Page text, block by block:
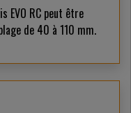
EVO RC peut être
de 40 à 110 mm.